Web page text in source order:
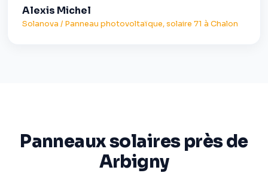
Alexis Michel
Solanova / Panneau photovoltaïque, solaire 71 à Chalon
Panneaux solaires près de
Arbigny